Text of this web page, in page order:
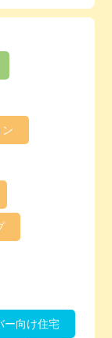
ー向け住宅